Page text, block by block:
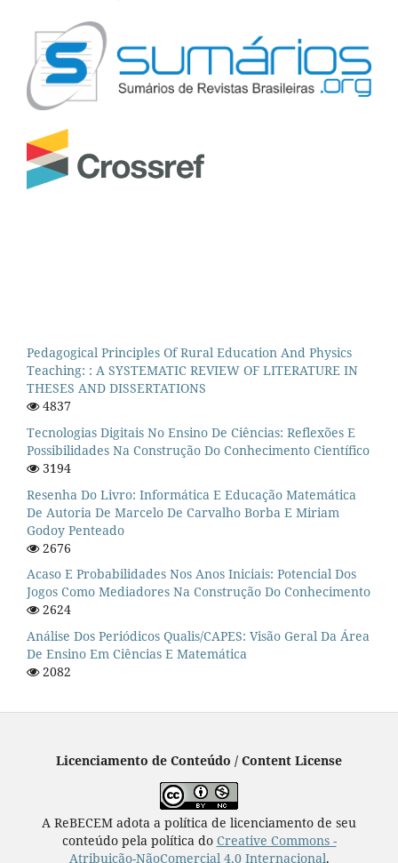
Pedagogical Principles Of Rural Education And Physics
Teaching: : A SYSTEMATIC REVIEW OF LITERATURE IN
THESES AND DISSERTATIONS
4837
Tecnologias Digitais No Ensino De Ciências: Reflexões E
Possibilidades Na Construção Do Conhecimento Científico
3194
Resenha Do Livro: Informática E Educação Matemática
De Autoria De Marcelo De Carvalho Borba E Miriam
Godoy Penteado
2676
Acaso E Probabilidades Nos Anos Iniciais: Potencial Dos
Jogos Como Mediadores Na Construção Do Conhecimento
2624
Análise Dos Periódicos Qualis/CAPES: Visão Geral Da Área
De Ensino Em Ciências E Matemática
2082
Licenciamento de Conteúdo / Content License
A ReBECEM adota a política de licenciamento de seu
conteúdo pela política do Creative Commons -
Atribuição-NãoComercial 4.0 Internacional.